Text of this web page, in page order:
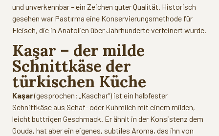
und unverkennbar – ein Zeichen guter Qualität. Historisch
gesehen war Pastırma eine Konservierungsmethode für
Fleisch, die in Anatolien über Jahrhunderte verfeinert wurde.
Kaşar – der milde
Schnittkäse der
türkischen Küche
Kaşar(gesprochen: „Kaschar“) ist ein halbfester
Schnittkäse aus Schaf- oder Kuhmilch mit einem milden,
leicht buttrigen Geschmack. Er ähnlt in der Konsistenz dem
Gouda, hat aber ein eigenes, subtiles Aroma, das ihn von